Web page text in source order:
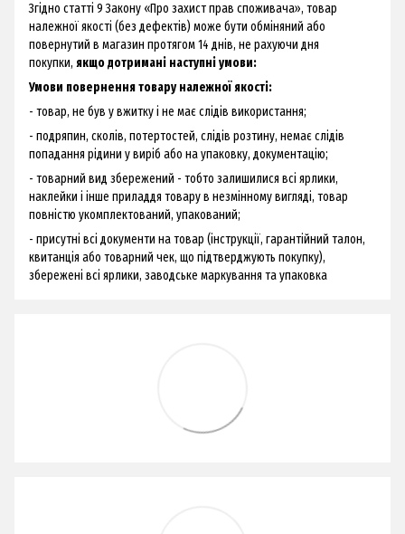
Згідно статті 9 Закону «Про захист прав споживача», товар
належної якості (без дефектів) може бути обміняний або
повернутий в магазин протягом 14 днів, не рахуючи дня
покупки, якщо дотримані наступні умови:
Умови повернення товару належної якості:
- товар, не був у вжитку і не має слідів використання;
- подряпин, сколів, потертостей, слідів розтину, немає слідів
попадання рідини у виріб або на упаковку, документацію;
- товарний вид збережений - тобто залишилися всі ярлики,
наклейки і інше приладдя товару в незмінному вигляді, товар
повністю укомплектований, упакований;
- присутні всі документи на товар (інструкції, гарантійний талон,
квитанція або товарний чек, що підтверджують покупку),
збережені всі ярлики, заводське маркування та упаковка